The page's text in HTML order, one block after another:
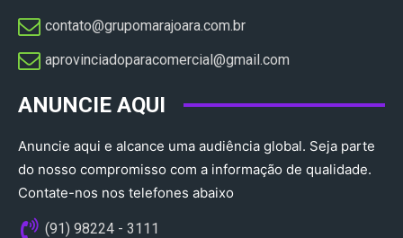
contato@grupomarajoara.com.br
aprovinciadoparacomercial@gmail.com​
ANUNCIE AQUI
Anuncie aqui e alcance uma audiência global. Seja parte
do nosso compromisso com a informação de qualidade.
Contate-nos nos telefones abaixo
(91) 98224 - 3111